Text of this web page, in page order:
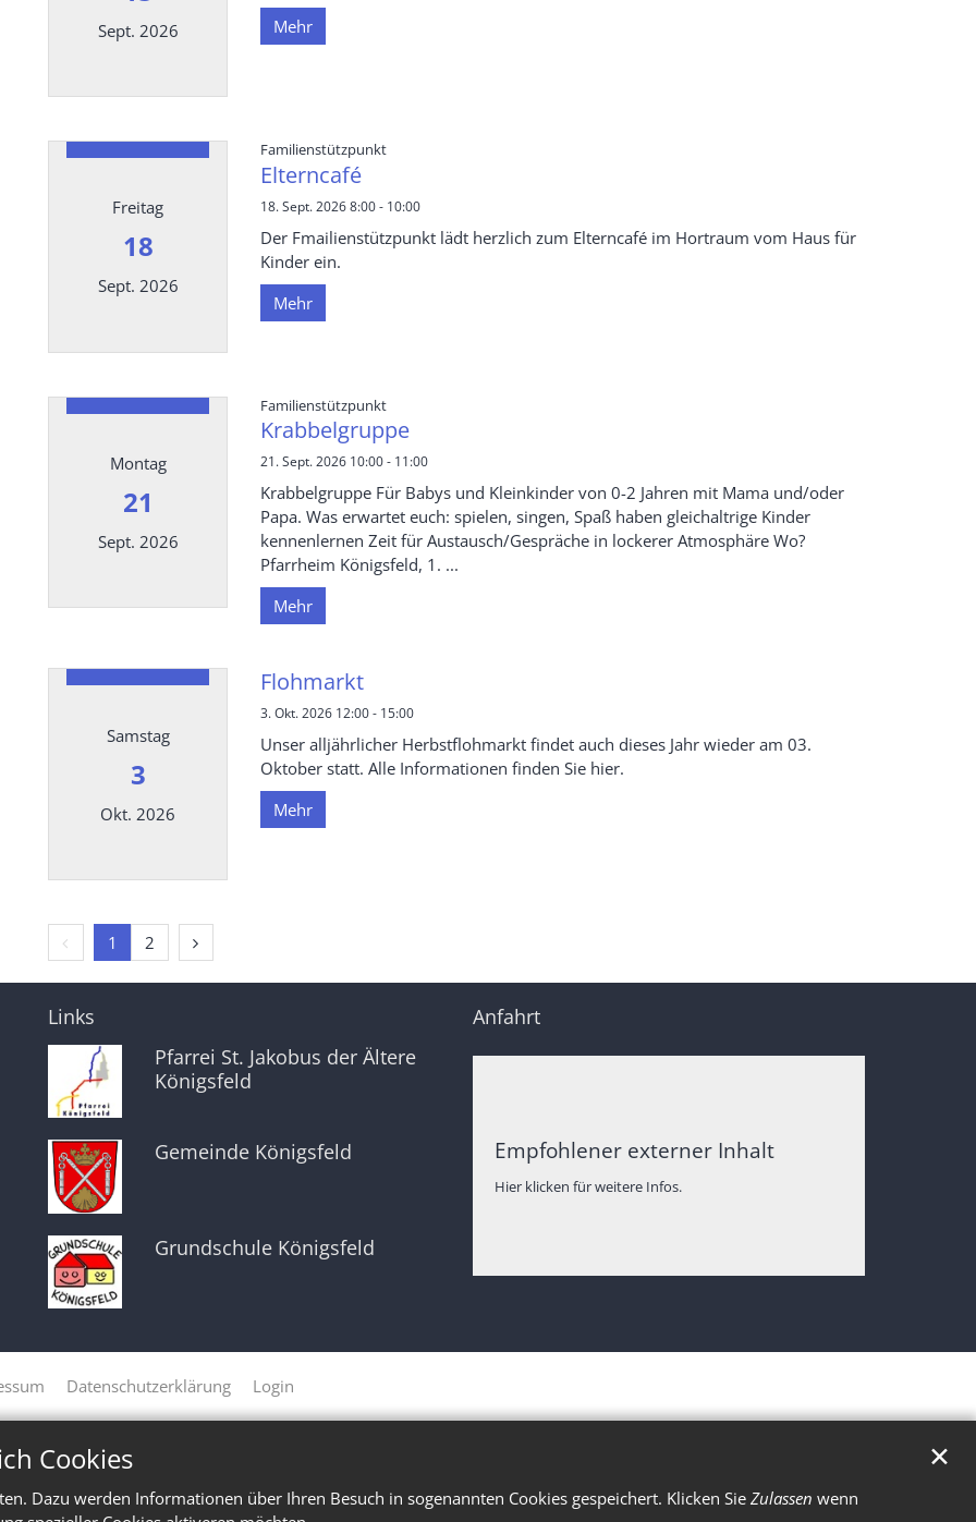
Cookies
Dazu werden Informationen über Ihren Besuch in sogenannten Cookies gespeichert. Klicken Sie Zulassen wenn
✕
Sept. 2026
Mehr
Freitag
18
Sept. 2026
Familienstützpunkt:
Elterncafé
18. Sept. 2026 8:00 - 10:00
Der Fmailienstützpunkt lädt herzlich zum Elterncafé im Hortraum vom Haus für
Kinder ein.
Mehr
Montag
21
Sept. 2026
Familienstützpunkt:
Krabbelgruppe
21. Sept. 2026 10:00 - 11:00
Krabbelgruppe Für Babys und Kleinkinder von 0-2 Jahren mit Mama und/oder
Papa. Was erwartet euch: spielen, singen, Spaß haben gleichaltrige Kinder
kennenlernen Zeit für Austausch/Gespräche in lockerer Atmosphäre Wo?
Pfarrheim Königsfeld, 1. ...
Mehr
Samstag
3
Okt. 2026
Flohmarkt
3. Okt. 2026 12:00 - 15:00
Unser alljährlicher Herbstflohmarkt findet auch dieses Jahr wieder am 03.
Oktober statt. Alle Informationen finden Sie hier.
Mehr
Vorherige Seite
1 2 Nächste Seite
Links
Pfarrei St. Jakobus der Ältere
Königsfeld
Gemeinde Königsfeld
Grundschule Königsfeld
Anfahrt
Empfohlener externer Inhalt
Hier klicken für weitere Infos.
Datenschutzerklärung Login